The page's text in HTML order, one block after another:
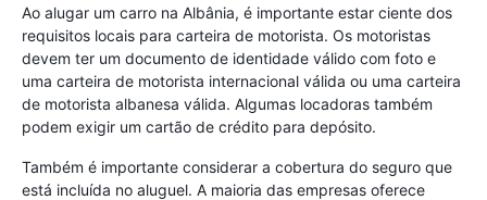
Ao alugar um carro na Albânia, é importante estar ciente dos
requisitos locais para carteira de motorista. Os motoristas
devem ter um documento de identidade válido com foto e
uma carteira de motorista internacional válida ou uma carteira
de motorista albanesa válida. Algumas locadoras também
podem exigir um cartão de crédito para depósito.
Também é importante considerar a cobertura do seguro que
está incluída no aluguel. A maioria das empresas oferece